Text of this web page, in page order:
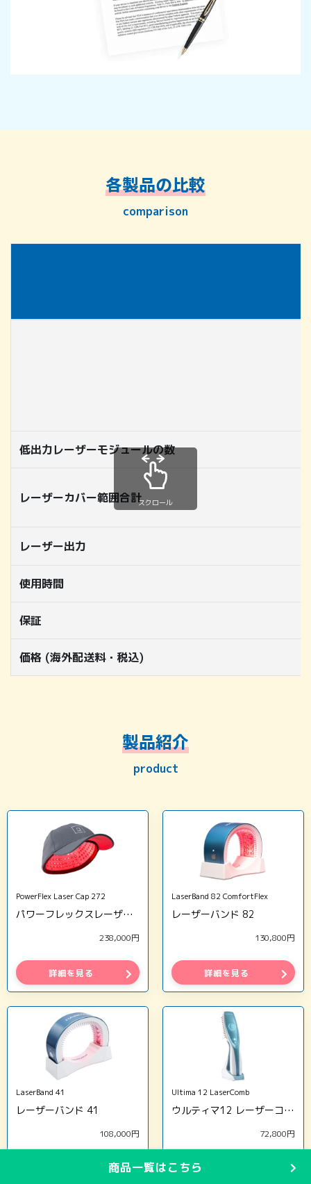
各製品の比較
comparison
低出力レーザーモジュールの数
レーザーカバー範囲合計
レーザー出力
使用時間
保証
価格 (海外配送料・税込)
スクロール
製品紹介
product
PowerFlex Laser Cap 272
パワーフレックスレーザーキャップ272
238,000円
詳細を見る
LaserBand 82 ComfortFlex
レーザーバンド 82
130,800円
詳細を見る
LaserBand 41
レーザーバンド 41
108,000円
Ultima 12 LaserComb
ウルティマ12 レーザーコーム
72,800円
商品一覧はこちら